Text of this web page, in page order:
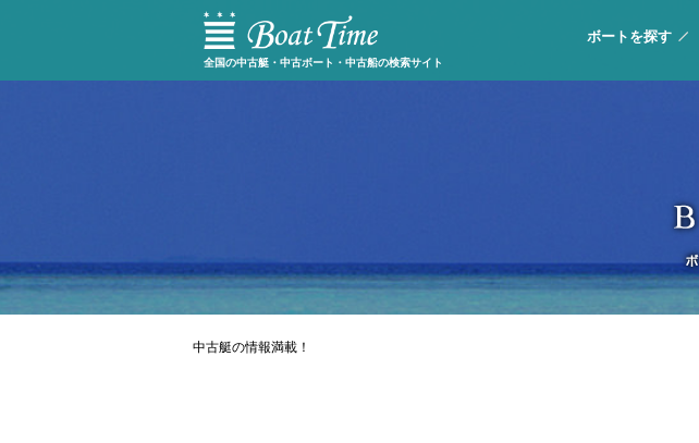
全国の中古艇・中古ボート・中古船の検索サイト
ボートを探す
中古艇の情報満載！